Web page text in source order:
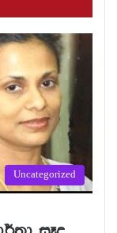
Uncategorized